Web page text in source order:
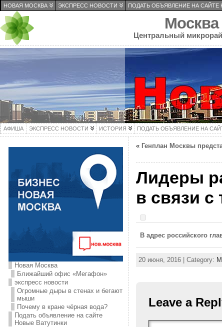
НОВАЯ МОСКВА ЭКСПРЕСС НОВОСТИ ПОДАТЬ ОБЪЯВЛЕНИЕ НА САЙТЕ
Центральный
АФИША ЭКСПРЕСС НОВОСТИ ИСТОРИЯ ПОДАТЬ ОБЪЯВЛЕНИЕ НА
Новая Москва
Ближайший офис «Мегафон»
экспресс новости
Огромные дыры в стенах и бегают
мыши
Почему в кране чёрная вода?
Подать объявление на сайте
Новые Ватутинки
« Генплан Москвы
Лидеры
в связи с
В адрес российского
20 июня, 2016 | Category:
Leave a